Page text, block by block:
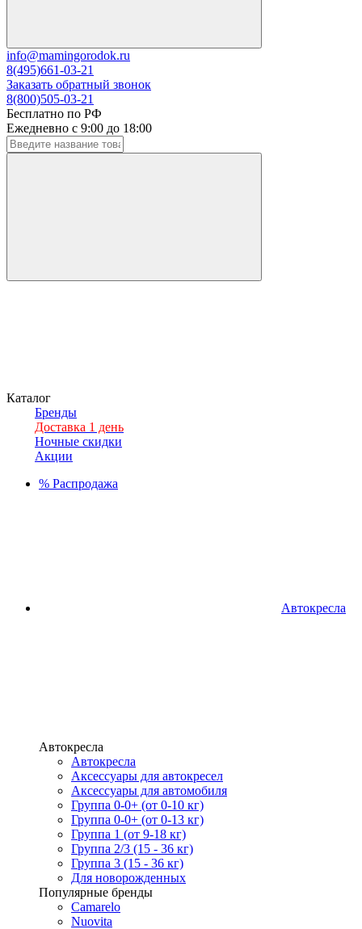
info@mamingorodok.ru
8(495)661-03-21
Заказать обратный звонок
8(800)505-03-21
Бесплатно по РФ
Ежедневно с 9:00 до 18:00
Каталог
Бренды
Доставка 1 день
Ночные скидки
Акции
% Распродажа
Автокресла
Автокресла
Автокресла
Аксессуары для автокресел
Аксессуары для автомобиля
Группа 0-0+ (от 0-10 кг)
Группа 0-0+ (от 0-13 кг)
Группа 1 (от 9-18 кг)
Группа 2/3 (15 - 36 кг)
Группа 3 (15 - 36 кг)
Для новорожденных
Популярные бренды
Camarelo
Nuovita